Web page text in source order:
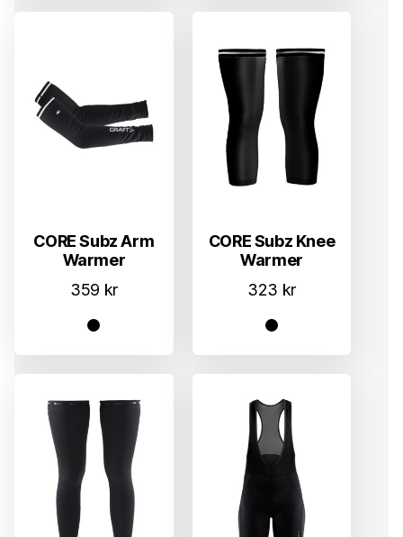
CORE Subz Arm
Warmer
359 kr
CORE Subz Knee
Warmer
323 kr